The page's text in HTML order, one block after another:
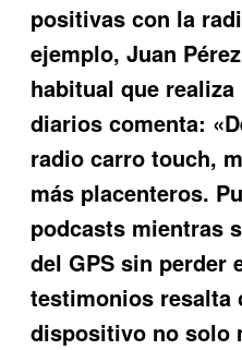
positivas con la
ejemplo, Juan
habitual que
diarios comenta:
radio carro touch,
más placenteros.
podcasts mientras
del GPS sin perder
testimonios resalta
dispositivo no solo